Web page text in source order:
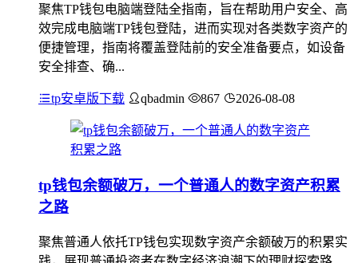
聚焦TP钱包电脑端登陆全指南，旨在帮助用户安全、高
效完成电脑端TP钱包登陆，进而实现对各类数字资产的
便捷管理，指南将覆盖登陆前的安全准备要点，如设备
安全排查、确...
tp安卓版下载 qbadmin 867 2026-08-08
tp钱包余额破万，一个普通人的数字资产积累
之路
聚焦普通人依托TP钱包实现数字资产余额破万的积累实